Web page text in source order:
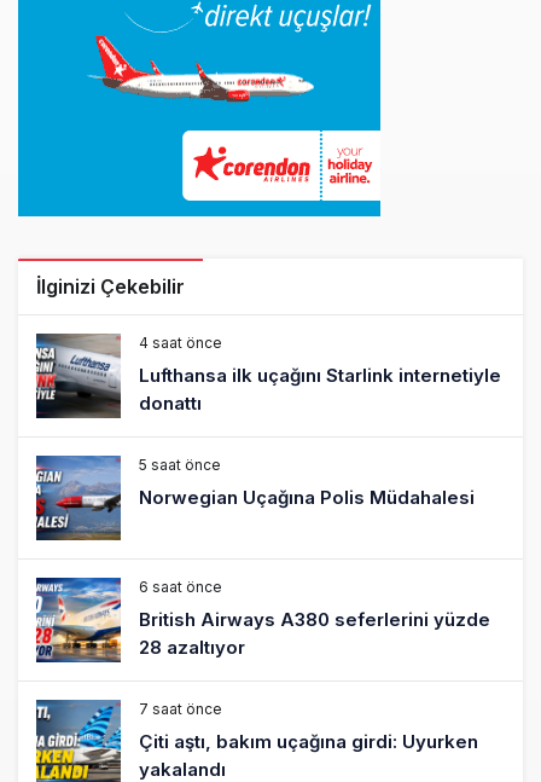
İlginizi Çekebilir
4 saat önce
Lufthansa ilk uçağını Starlink internetiyle
donattı
5 saat önce
Norwegian Uçağına Polis Müdahalesi
6 saat önce
British Airways A380 seferlerini yüzde
28 azaltıyor
7 saat önce
Çiti aştı, bakım uçağına girdi: Uyurken
yakalandı